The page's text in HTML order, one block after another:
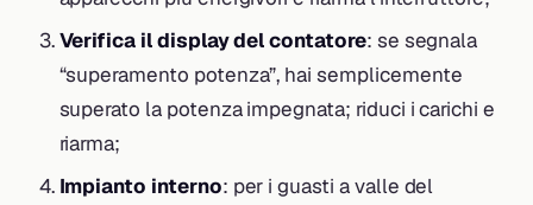
Verifica il display del contatore: se segnala
“superamento potenza”, hai semplicemente
superato la potenza impegnata; riduci i carichi e
riarma;
Impianto interno: per i guasti a valle del